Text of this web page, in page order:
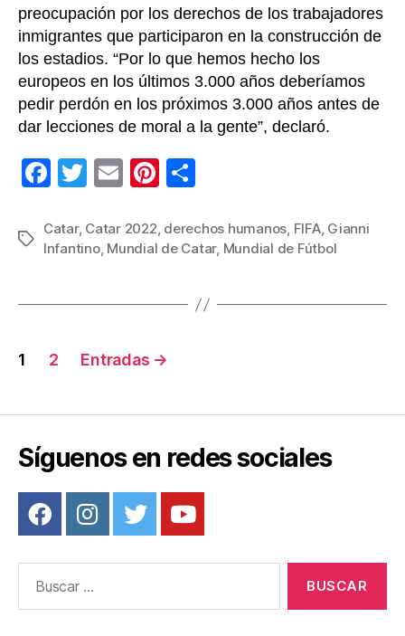
preocupación por los derechos de los trabajadores
inmigrantes que participaron en la construcción de
los estadios. “Por lo que hemos hecho los
europeos en los últimos 3.000 años deberíamos
pedir perdón en los próximos 3.000 años antes de
dar lecciones de moral a la gente”, declaró.
F
c
e
o
k
T
tt
er
E
ail
Pi
er
e
m
p
tir
Etiquetas
Catar, Catar 2022, derechos humanos, FIFA, Gianni
Infantino, Mundial de Catar, Mundial de Fútbol
Navegación
entradas
1 2 Entradas →
Síguenos en redes sociales